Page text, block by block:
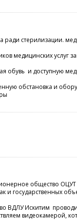
ради стерилизации.
медицинских
обувь и доступную
обстановка и
общество
и государственных
ВДЛУ Искитим
видеокамерой,